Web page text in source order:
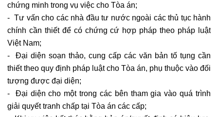
chứng minh trong vụ việc cho Tòa án;
- Tư vấn cho các nhà đầu tư nước ngoài các thủ tục hành
chính cần thiết để có chứng cứ hợp pháp theo pháp luật
Việt Nam;
- Đại diện soạn thảo, cung cấp các văn bản tố tụng cần
thiết theo quy định pháp luật cho Tòa án, phụ thuộc vào đối
tượng được đại diện;
- Đại diện cho một trong các bên tham gia vào quá trình
giải quyết tranh chấp tại Tòa án các cấp;